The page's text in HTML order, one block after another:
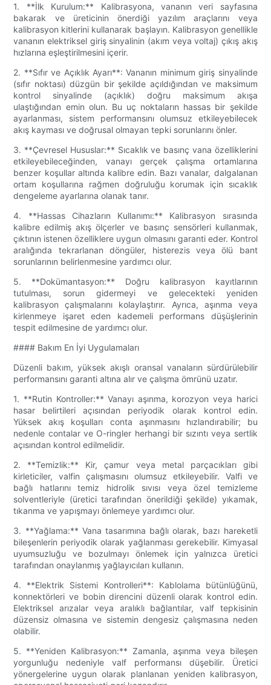
1. **İlk Kurulum:** Kalibrasyona, vananın veri sayfasına
bakarak ve üreticinin önerdiği yazılım araçlarını veya
kalibrasyon kitlerini kullanarak başlayın. Kalibrasyon genellikle
vananın elektriksel giriş sinyalinin (akım veya voltaj) çıkış akış
hızlarına eşleştirilmesini içerir.
2. **Sıfır ve Açıklık Ayarı**: Vananın minimum giriş sinyalinde
(sıfır noktası) düzgün bir şekilde açıldığından ve maksimum
kontrol sinyalinde (açıklık) doğru maksimum akışa
ulaştığından emin olun. Bu uç noktaların hassas bir şekilde
ayarlanması, sistem performansını olumsuz etkileyebilecek
akış kayması ve doğrusal olmayan tepki sorunlarını önler.
3. **Çevresel Hususlar:** Sıcaklık ve basınç vana özelliklerini
etkileyebileceğinden, vanayı gerçek çalışma ortamlarına
benzer koşullar altında kalibre edin. Bazı vanalar, dalgalanan
ortam koşullarına rağmen doğruluğu korumak için sıcaklık
dengeleme ayarlarına olanak tanır.
4. **Hassas Cihazların Kullanımı:** Kalibrasyon sırasında
kalibre edilmiş akış ölçerler ve basınç sensörleri kullanmak,
çıktının istenen özelliklere uygun olmasını garanti eder. Kontrol
aralığında tekrarlanan döngüler, histerezis veya ölü bant
sorunlarının belirlenmesine yardımcı olur.
5. **Dokümantasyon:** Doğru kalibrasyon kayıtlarının
tutulması, sorun gidermeyi ve gelecekteki yeniden
kalibrasyon çalışmalarını kolaylaştırır. Ayrıca, aşınma veya
kirlenmeye işaret eden kademeli performans düşüşlerinin
tespit edilmesine de yardımcı olur.
#### Bakım En İyi Uygulamaları
Düzenli bakım, yüksek akışlı oransal vanaların sürdürülebilir
performansını garanti altına alır ve çalışma ömrünü uzatır.
1. **Rutin Kontroller:** Vanayı aşınma, korozyon veya harici
hasar belirtileri açısından periyodik olarak kontrol edin.
Yüksek akış koşulları conta aşınmasını hızlandırabilir; bu
nedenle contalar ve O-ringler herhangi bir sızıntı veya sertlik
açısından kontrol edilmelidir.
2. **Temizlik:** Kir, çamur veya metal parçacıkları gibi
kirleticiler, valfin çalışmasını olumsuz etkileyebilir. Valfi ve
bağlı hatlarını temiz hidrolik sıvısı veya özel temizleme
solventleriyle (üretici tarafından önerildiği şekilde) yıkamak,
tıkanma ve yapışmayı önlemeye yardımcı olur.
3. **Yağlama:** Vana tasarımına bağlı olarak, bazı hareketli
bileşenlerin periyodik olarak yağlanması gerekebilir. Kimyasal
uyumsuzluğu ve bozulmayı önlemek için yalnızca üretici
tarafından onaylanmış yağlayıcıları kullanın.
4. **Elektrik Sistemi Kontrolleri**: Kablolama bütünlüğünü,
konnektörleri ve bobin direncini düzenli olarak kontrol edin.
Elektriksel arızalar veya aralıklı bağlantılar, valf tepkisinin
düzensiz olmasına ve sistemin dengesiz çalışmasına neden
olabilir.
5. **Yeniden Kalibrasyon:** Zamanla, aşınma veya bileşen
yorgunluğu nedeniyle valf performansı düşebilir. Üretici
yönergelerine uygun olarak planlanan yeniden kalibrasyon,